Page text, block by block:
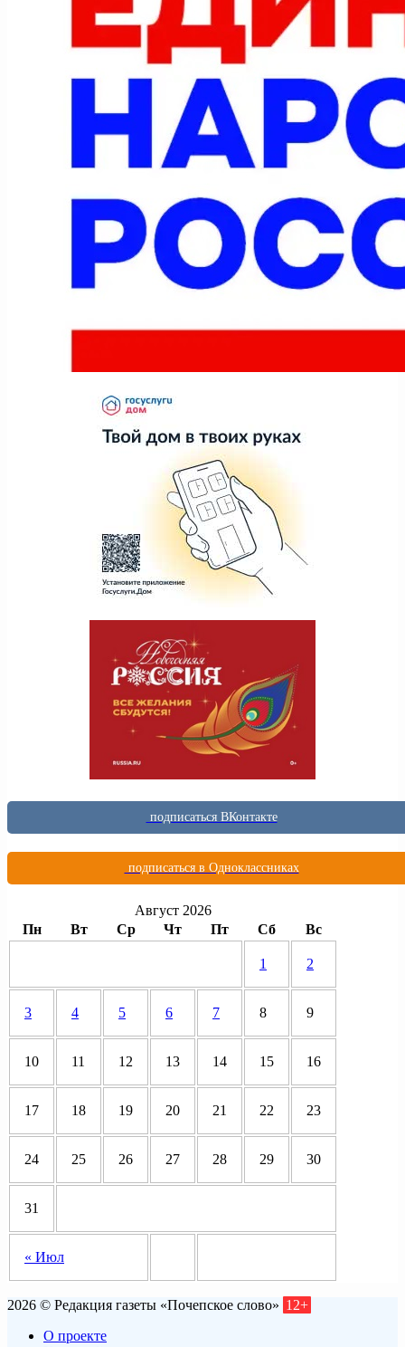
подписаться ВКонтакте
подписаться в Одноклассниках
Август 2026
Пн
Вт Ср Чт Пт Сб Вс
« Июл
1 2
3 4 5 6 7 8 9
10 11 12 13 14 15 16
17 18 19 20 21 22 23
24 25 26 27 28 29 30
31
2026 © Редакция газеты «Почепское слово» 12+
О проекте